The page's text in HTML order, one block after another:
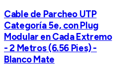
Cable de Parcheo UTP
Categoría 5e, con Plug
Modular en Cada Extremo
- 2 Metros (6.56 Pies) -
Blanco Mate